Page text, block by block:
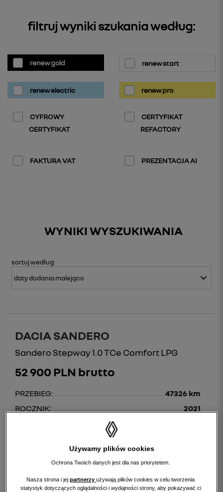
filtruj wyniki szukania według:
renew gold renew start
renew electric renew pro
CYFROWY
CERTYFIKAT
CERTYFIKAT
REFACTORY
FAKTURA VAT PREZENTACJA AI
WYNIKI WYSZUKIWANIA
sortujwedług:
DACIA SANDERO
Sandero Stepway 1.0 TCe Comfort LPG
52 900 PLN brutto
PRZEBIEG:
47326 km
ROCZNIK:
2021
Używamy plików cookies
Ochrona Twoich danych jest dla nas priorytetem.
Nasza strona i jej partnerzy używają plików cookies w celu tworzenia
statystyk dotyczących oglądalności i wydajności strony, aby pokazywać ci